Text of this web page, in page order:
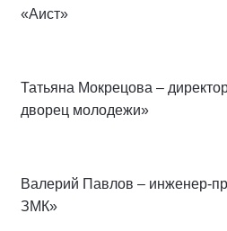
«Аист»
Татьяна Мокрецова –
дворец молодежи»
Валерий Павлов – инженер-
ЗМК»